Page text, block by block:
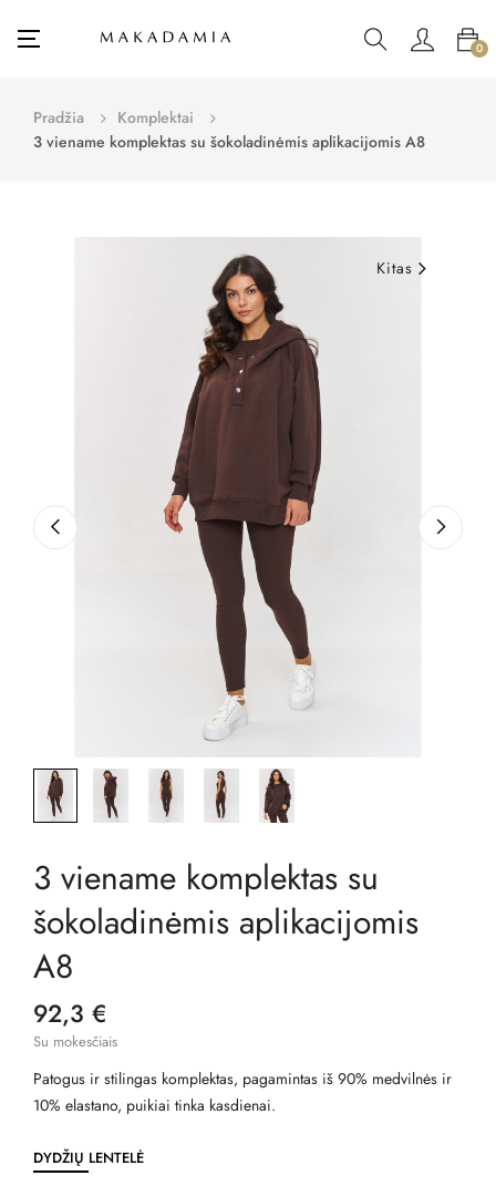
Toggle
☰ 0
Pradžia
Komplektai
3 viename komplektas su šokoladinėmis aplikacijomis A8
Kitas
3 viename komplektas su
šokoladinėmis aplikacijomis
A8
92,3 €
Su mokesčiais
Patogus ir stilingas komplektas, pagamintas iš 90% medvilnės ir
10% elastano, puikiai tinka kasdienai.
DYDŽIŲ LENTELĖ